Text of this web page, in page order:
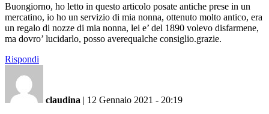
Buongiorno, ho letto in questo articolo posate antiche prese in un
mercatino, io ho un servizio di mia nonna, ottenuto molto antico, era
un regalo di nozze di mia nonna, lei e’ del 1890 volevo disfarmene,
ma dovro’ lucidarlo, posso averequalche consiglio.grazie.
Rispondi
claudina | 12 Gennaio 2021 - 20:19